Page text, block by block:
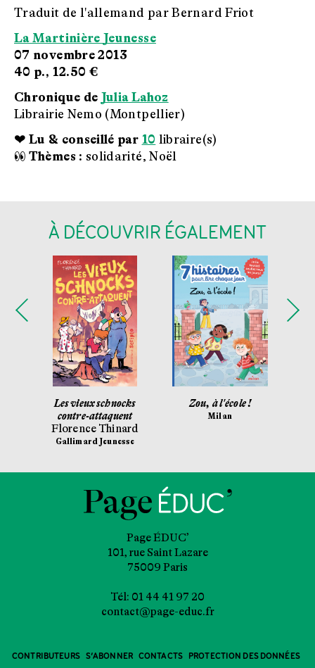
Traduit de l'allemand par Bernard Friot
La Martinière Jeunesse
07 novembre 2013
40 p., 12.50 €
Chronique de Julia Lahoz
Librairie Nemo (Montpellier)
❤ Lu & conseillé par 10 libraire(s)
👀 Thèmes : solidarité, Noël
À DÉCOUVRIR ÉGALEMENT
Les vieux schnocks
contre-attaquent
Florence Thinard
Gallimard Jeunesse
Zou, à l'école !
Milan
Page ÉDUC’
101, rue Saint Lazare
75009 Paris
Tél: 01 44 41 97 20
contact@page-educ.fr
CONTRIBUTEURS S’ABONNER CONTACTS PROTECTION DES DONNÉES